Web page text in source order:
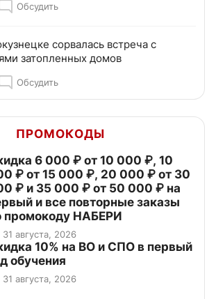
Обсудить
сорвалась встреча с
затопленных домов
Обсудить
ПРОМОКОДЫ
6 000 ₽ от 10 000 ₽, 10
₽ от 15 000 ₽, 20 000 ₽ от 30
₽ и 35 000 ₽ от 50 000 ₽ на
и все повторные заказы
промокоду НАБЕРИ
августа, 2026
10% на ВО и СПО в первый
обучения
августа, 2026